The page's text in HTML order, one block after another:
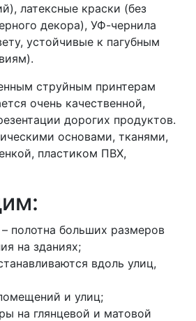
латексные краски (без
декора), УФ-чернила
устойчивые к пагубным
струйным принтерам
очень качественной,
дорогих продуктов.
основами, тканями,
пластиком ПВХ,
полотна больших размеров
на зданиях;
вдоль улиц,
и улиц;
на глянцевой и матовой